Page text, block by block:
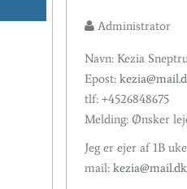
Administrator
Navn: Kezia
Epost:
tlf: +4526848675
Melding: Ønsker
Jeg er ejer af 1B
mail: kezia@mail.dk